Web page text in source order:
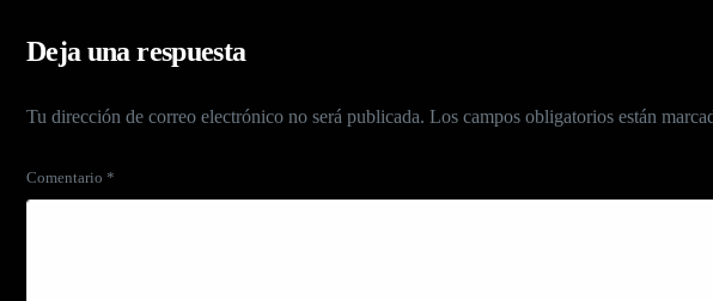
Deja una respuesta
Tu dirección de correo electrónico no será publicada. Los campos obligatorios están
Comentario *